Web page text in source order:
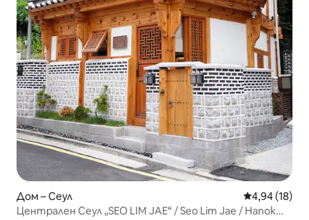
Дом – Сеул Средна
4,94 (18)
Централен Сеул „SEO LIM JAE“ / Seo Lim Jae / Hanok